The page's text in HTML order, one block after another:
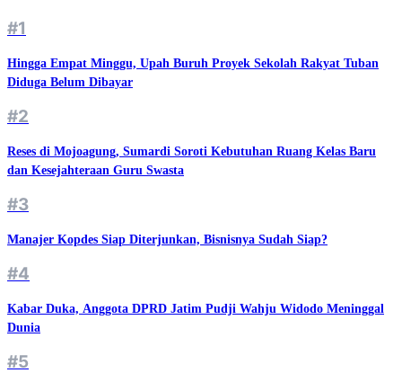
#1
Hingga Empat Minggu, Upah Buruh Proyek Sekolah Rakyat Tuban
Diduga Belum Dibayar
#2
Reses di Mojoagung, Sumardi Soroti Kebutuhan Ruang Kelas Baru
dan Kesejahteraan Guru Swasta
#3
Manajer Kopdes Siap Diterjunkan, Bisnisnya Sudah Siap?
#4
Kabar Duka, Anggota DPRD Jatim Pudji Wahju Widodo Meninggal
Dunia
#5